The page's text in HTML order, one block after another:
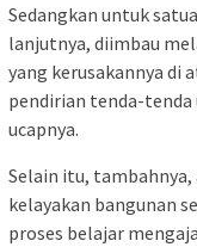
Sedangkan untuk
lanjutnya, diimbau
yang kerusakannya di
pendirian tenda-tenda
ucapnya.
Selain itu,
kelayakan bangunan
proses belajar